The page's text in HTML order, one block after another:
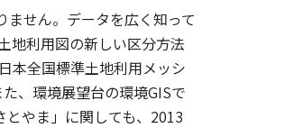
せん。データを広く知って
地利用図の新しい区分方法
本全国標準土地利用メッシ
、環境展望台の環境GISで
やま」に関しても、2013